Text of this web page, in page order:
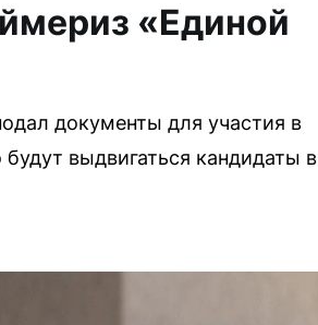
«Единой
документы для участия в
выдвигаться кандидаты в